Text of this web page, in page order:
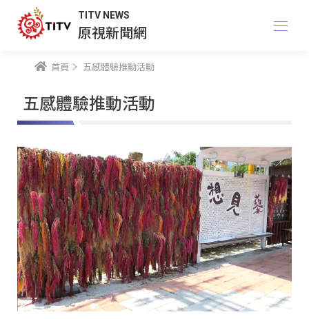
TITV NEWS
原視新聞網
首頁 五感體驗推動活動
五感體驗推動活動